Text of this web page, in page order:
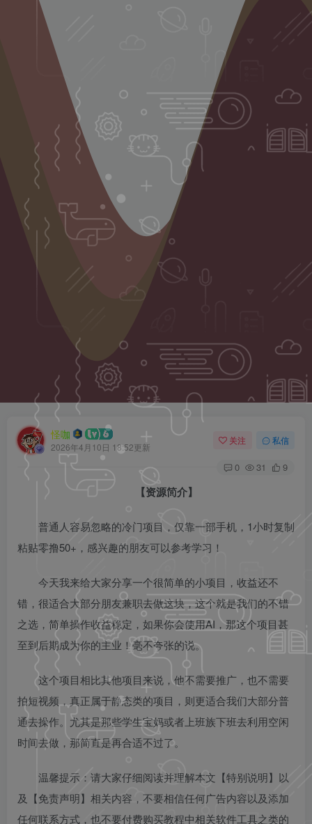
怪咖
2026年4月10日 18:52更新
关注 私信
0 31 9
【资源简介】
普通人容易忽略的冷门项目，仅靠一部手机，1小时复制
粘贴零撸50+，感兴趣的朋友可以参考学习！
今天我来给大家分享一个很简单的小项目，收益还不
错，很适合大部分朋友兼职去做这块，这个就是我们的不错
之选，简单操作收益稳定，如果你会使用AI，那这个项目甚
至到后期成为你的主业！毫不夸张的说。
这个项目相比其他项目来说，他不需要推广，也不需要
拍短视频，真正属于静态类的项目，则更适合我们大部分普
通去操作。尤其是那些学生宝妈或者上班族下班去利用空闲
时间去做，那简直是再合适不过了。
温馨提示：请大家仔细阅读并理解本文【特别说明】以
及【免责声明】相关内容，不要相信任何广告内容以及添加
任何联系方式，也不要付费购买教程中相关软件工具之类的